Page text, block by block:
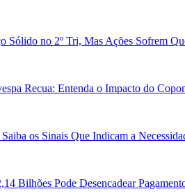
Sólido no 2º Tri, Mas Ações Sofrem
Recua: Entenda o Impacto do
os Sinais Que Indicam a
Bilhões Pode Desencadear